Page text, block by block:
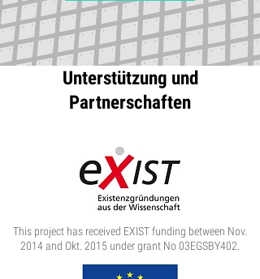
Unterstützung und
Partnerschaften
This project has received EXIST funding between Nov.
2014 and Okt. 2015 under grant No 03EGSBY402.